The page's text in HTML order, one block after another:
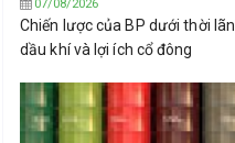
07/08/2026
Chiến lược của BP dưới thời
dầu khí và lợi ích cổ đông